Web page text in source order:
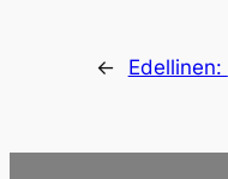
← Edellinen: